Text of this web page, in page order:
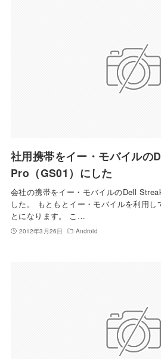
社用携帯をイー・モバイルの
Pro（GS01）にした
会社の携帯をイー・モバイルのDell
した。 もともとイー・モバイルを利用し
とになります。 こ…
2012年3月26日 Android